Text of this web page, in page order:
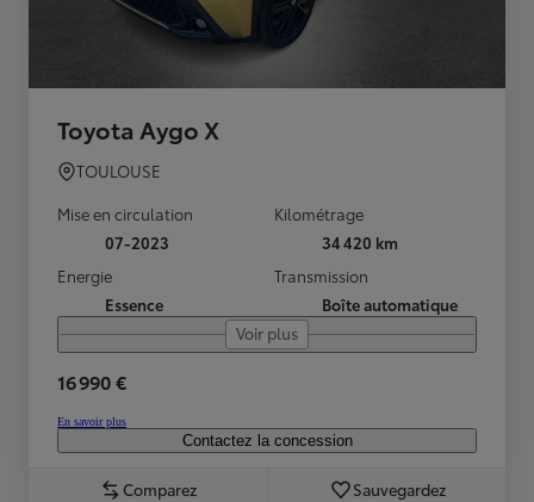
Toyota Aygo X
TOULOUSE
Mise en circulation
07-2023
Kilométrage
34 420 km
Energie
Essence
Transmission
Boîte automatique
Voir plus
16 990 €
En savoir plus
Contactez la concession
Comparez Sauvegardez